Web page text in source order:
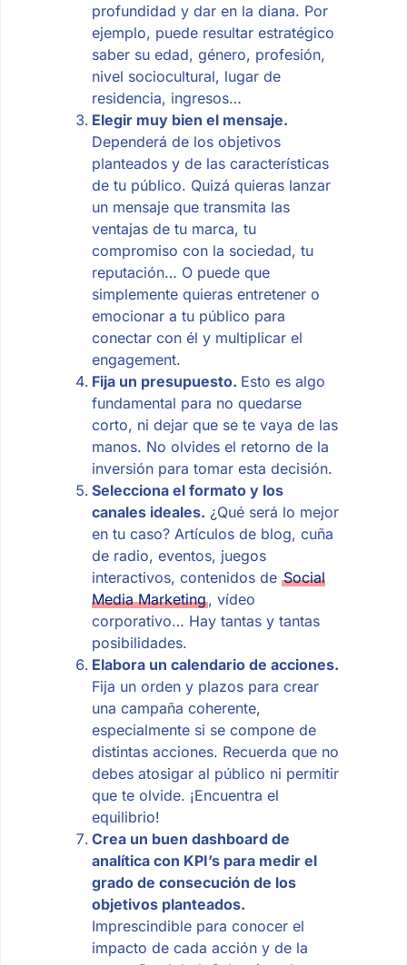
profundidad y dar en la diana. Por
ejemplo, puede resultar estratégico
saber su edad, género, profesión,
nivel sociocultural, lugar de
residencia, ingresos…
Elegir muy bien el mensaje.
Dependerá de los objetivos
planteados y de las características
de tu público. Quizá quieras lanzar
un mensaje que transmita las
ventajas de tu marca, tu
compromiso con la sociedad, tu
reputación… O puede que
simplemente quieras entretener o
emocionar a tu público para
conectar con él y multiplicar el
engagement.
Fija un presupuesto. Esto es algo
fundamental para no quedarse
corto, ni dejar que se te vaya de las
manos. No olvides el retorno de la
inversión para tomar esta decisión.
Selecciona el formato y los
canales ideales. ¿Qué será lo mejor
en tu caso? Artículos de blog, cuña
de radio, eventos, juegos
interactivos, contenidos de Social
Media Marketing, vídeo
corporativo… Hay tantas y tantas
posibilidades.
Elabora un calendario de acciones.
Fija un orden y plazos para crear
una campaña coherente,
especialmente si se compone de
distintas acciones. Recuerda que no
debes atosigar al público ni permitir
que te olvide. ¡Encuentra el
equilibrio!
Crea un buen dashboard de
analítica con KPI’s para medir el
grado de consecución de los
objetivos planteados.
Imprescindible para conocer el
impacto de cada acción y de la